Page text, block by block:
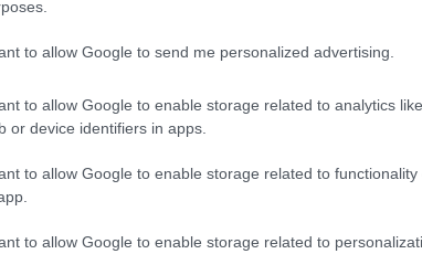
to allow Google to send me personalized advertising.
to allow Google to enable storage related to analytics
or device identifiers in apps.
to allow Google to enable storage related to functionality
to allow Google to enable storage related to